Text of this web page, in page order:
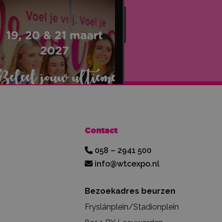
Contact
058 – 2941 500
info@wtcexpo.nl
Bezoekadres beurzen
Fryslânplein/Stadionplein